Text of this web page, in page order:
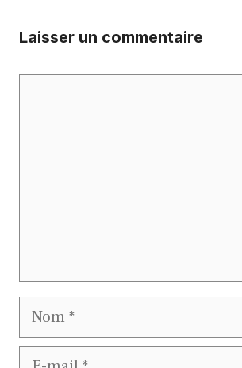
Laisser un commentaire
Nom
E-